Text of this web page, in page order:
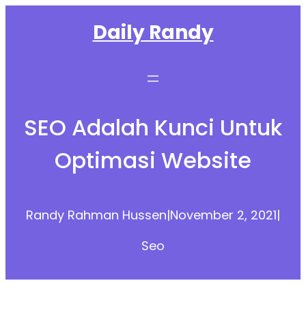
Daily Randy
SEO Adalah Kunci Untuk
Optimasi Website
Randy Rahman Hussen|November 2, 2021|
Seo